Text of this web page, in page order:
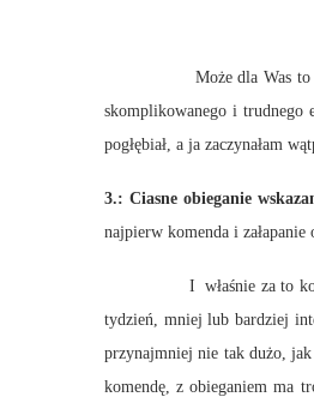
Może dla Was to nic
skomplikowanego i trudnego
pogłębiał, a ja zaczynałam
3.: Ciasne obieganie
najpierw komenda i załapanie
I właśnie za to kocham
tydzień, mniej lub bardziej
przynajmniej nie tak dużo, jak
komendę, z obieganiem ma